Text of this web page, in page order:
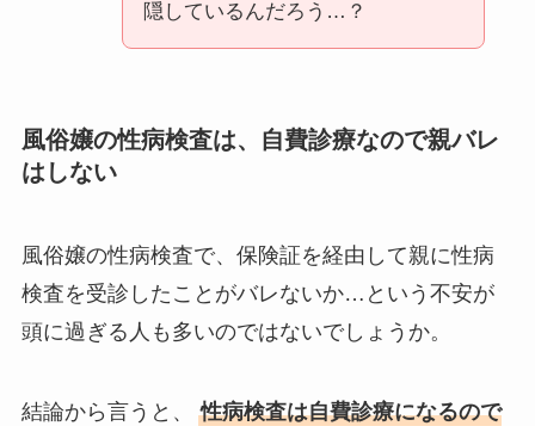
隠しているんだろう…？
風俗嬢の性病検査は、自費診療なので親バレ
はしない
風俗嬢の性病検査で、保険証を経由して親に性病
検査を受診したことがバレないか…という不安が
頭に過ぎる人も多いのではないでしょうか。
結論から言うと、
性病検査は自費診療になるので